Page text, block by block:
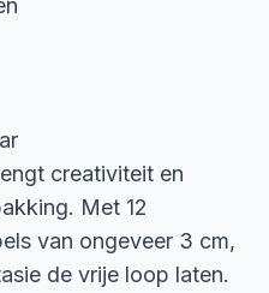
creativiteit en
Met 12
van ongeveer 3 cm,
de vrije loop laten.